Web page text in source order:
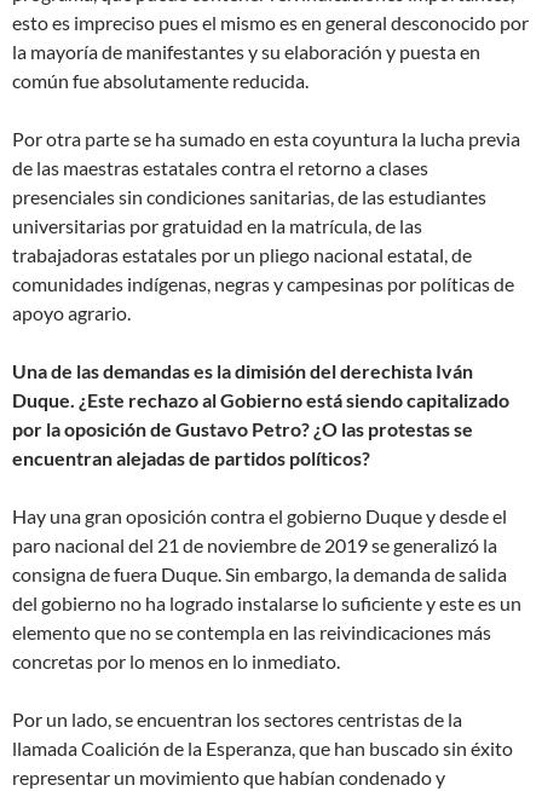
esto es impreciso pues el mismo es en general desconocido por
la mayoría de manifestantes y su elaboración y puesta en
común fue absolutamente reducida.
Por otra parte se ha sumado en esta coyuntura la lucha previa
de las maestras estatales contra el retorno a clases
presenciales sin condiciones sanitarias, de las estudiantes
universitarias por gratuidad en la matrícula, de las
trabajadoras estatales por un pliego nacional estatal, de
comunidades indígenas, negras y campesinas por políticas de
apoyo agrario.
Una de las demandas es la dimisión del derechista Iván
Duque. ¿Este rechazo al Gobierno está siendo capitalizado
por la oposición de Gustavo Petro? ¿O las protestas se
encuentran alejadas de partidos políticos?
Hay una gran oposición contra el gobierno Duque y desde el
paro nacional del 21 de noviembre de 2019 se generalizó la
consigna de fuera Duque. Sin embargo, la demanda de salida
del gobierno no ha logrado instalarse lo suficiente y este es un
elemento que no se contempla en las reivindicaciones más
concretas por lo menos en lo inmediato.
Por un lado, se encuentran los sectores centristas de la
llamada Coalición de la Esperanza, que han buscado sin éxito
representar un movimiento que habían condenado y